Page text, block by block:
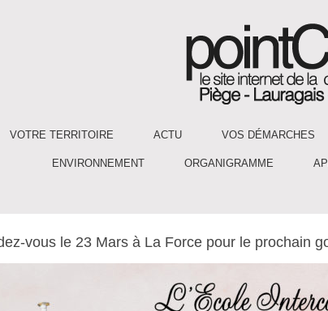
VOTRE TERRITOIRE ACTU VOS DÉMARCHES
ENVIRONNEMENT ORGANIGRAMME
vous le 23 Mars à La Force pour le prochain